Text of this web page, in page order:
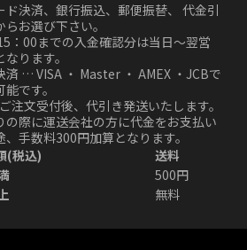
ド決済、銀行振込、郵便振替、 代金引
お選び下さい。
：00までの入金確認分は当日～翌営
ります。
済 … VISA ・ Master ・ AMEX ・JCBで
です。
注文受付後、代引き発送いたします。
の際に運送会社の方に代金をお支払い
、手数料300円加算となります。
(税込)
送料
500円
無料